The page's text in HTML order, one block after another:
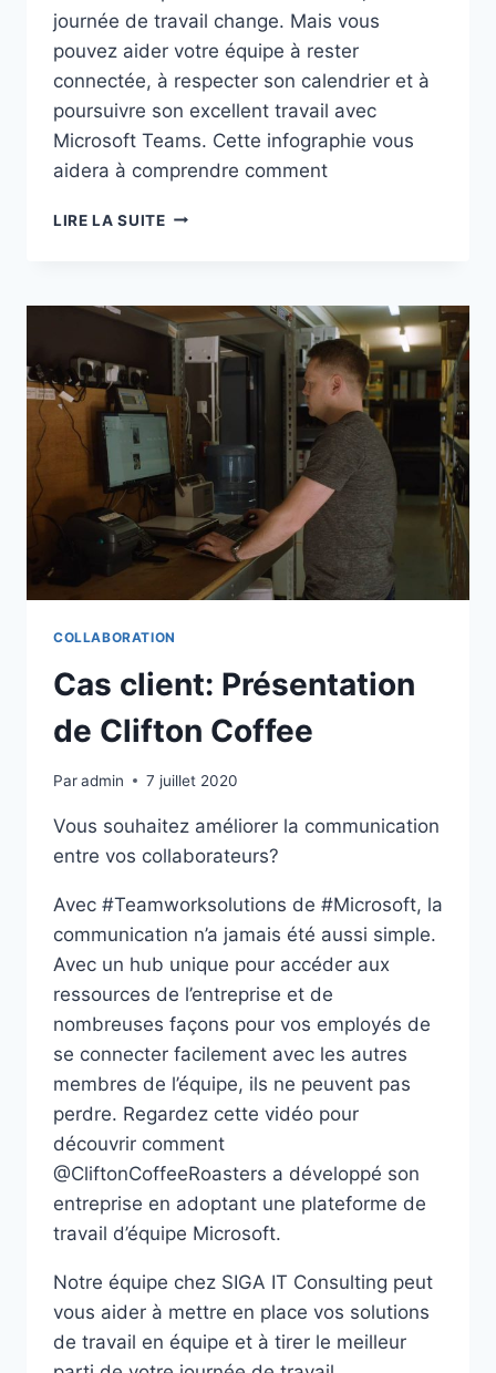
journée de travail change. Mais vous
pouvez aider votre équipe à rester
connectée, à respecter son calendrier et à
poursuivre son excellent travail avec
Microsoft Teams. Cette infographie vous
aidera à comprendre comment
LIRE LA SUITEUNE
VIE
DU
TÉLÉTRAVAILLEUR
COLLABORATION
Cas client: Présentation
de Clifton Coffee
Paradmin 7 juillet 2020
Vous souhaitez améliorer la communication
entre vos collaborateurs?
Avec #Teamworksolutions de #Microsoft, la
communication n’a jamais été aussi simple.
Avec un hub unique pour accéder aux
ressources de l’entreprise et de
nombreuses façons pour vos employés de
se connecter facilement avec les autres
membres de l’équipe, ils ne peuvent pas
perdre. Regardez cette vidéo pour
découvrir comment
@CliftonCoffeeRoasters a développé son
entreprise en adoptant une plateforme de
travail d’équipe Microsoft.
Notre équipe chez SIGA IT Consulting peut
vous aider à mettre en place vos solutions
de travail en équipe et à tirer le meilleur